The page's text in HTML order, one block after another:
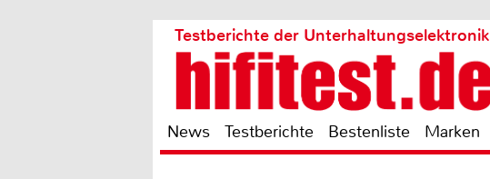
Testberichte der Unterhaltungselektronik
News Testberichte Bestenliste Marken